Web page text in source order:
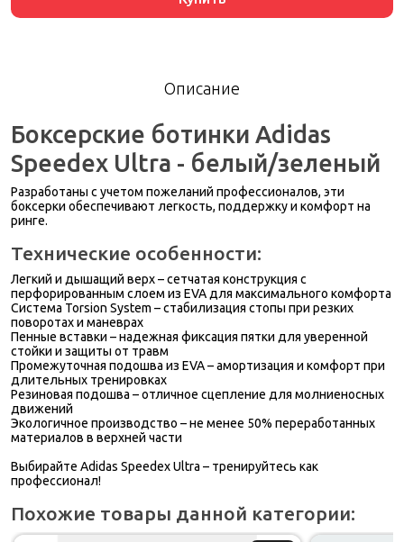
Описание
Боксерские ботинки Adidas
Speedex Ultra - белый/зеленый
Разработаны с учетом пожеланий профессионалов, эти
боксерки обеспечивают легкость, поддержку и комфорт на
ринге.
Технические особенности:
Легкий и дышащий верх– сетчатая конструкция с
перфорированным слоем из EVA для максимального комфорта
Система Torsion System – стабилизация стопы при резких
поворотах и маневрах
Пенные вставки – надежная фиксация пятки для уверенной
стойки и защиты от травм
Промежуточная подошва из EVA– амортизация и комфорт при
длительных тренировках
Резиновая подошва – отличное сцепление для молниеносных
движений
Экологичное производство – не менее 50% переработанных
материалов в верхней части
Выбирайте Adidas Speedex Ultra – тренируйтесь как
профессионал!
Похожие товары данной категории: